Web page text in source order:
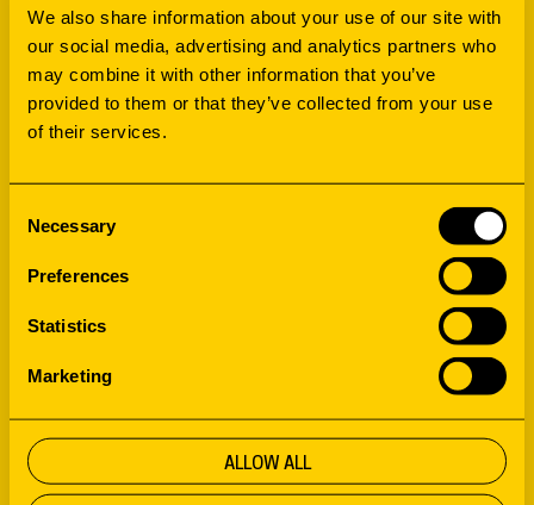
We also share information about your use of our site with
our social media, advertising and analytics partners who
may combine it with other information that you’ve
provided to them or that they’ve collected from your use
of their services.
Necessary
Preferences
Statistics
Marketing
ALLOW ALL
BIBLIOTHEEK | CAFE | LOUNGE | MIXED USE |
RETAIL | THEATER
CULTURA EDE